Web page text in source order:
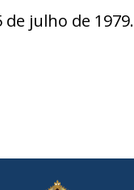
de julho de 1979.